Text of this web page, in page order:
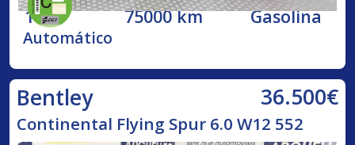
1998 75000 km Gasolina
Automático
Bentley 36.500€
Continental Flying Spur 6.0 W12 552